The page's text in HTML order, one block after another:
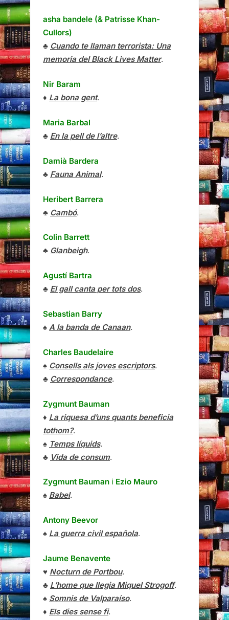
asha bandele (& Patrisse Khan-
Cullors)
♣ Cuando te llaman terrorista: Una
memoria del Black Lives Matter.
Nir Baram
♦ La bona gent.
Maria Barbal
♣ En la pell de l’altre.
Damià Bardera
♣ Fauna Animal.
Heribert Barrera
♣ Cambó.
Colin Barrett
♣ Glanbeigh.
Agustí Bartra
♣ El gall canta per tots dos.
Sebastian Barry
♠ A la banda de Canaan.
Charles Baudelaire
♠ Consells als joves escriptors.
♣ Correspondance.
Zygmunt Bauman
♦ La riquesa d’uns quants beneficia
tothom?.
♠ Temps líquids.
♣ Vida de consum.
Zygmunt Bauman i Ezio Mauro
♠ Babel.
Antony Beevor
♠ La guerra civil española.
Jaume Benavente
♥ Nocturn de Portbou.
♣ L’home que llegia Miquel Strogoff.
♠ Somnis de Valparaíso.
♦ Els dies sense fi.